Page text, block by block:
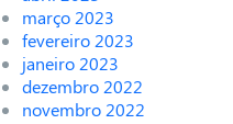
março 2023
fevereiro 2023
janeiro 2023
dezembro 2022
novembro 2022